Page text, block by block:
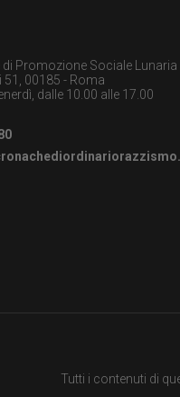
Promozione Sociale Lunaria
00185 - Roma
dalle 10.00 alle 17.00
Tutti i contenuti di